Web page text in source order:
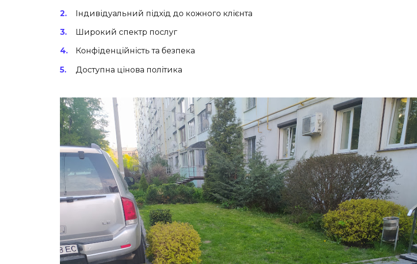
Індивідуальний підхід до кожного клієнта
Широкий спектр послуг
Конфіденційність та безпека
Доступна цінова політика